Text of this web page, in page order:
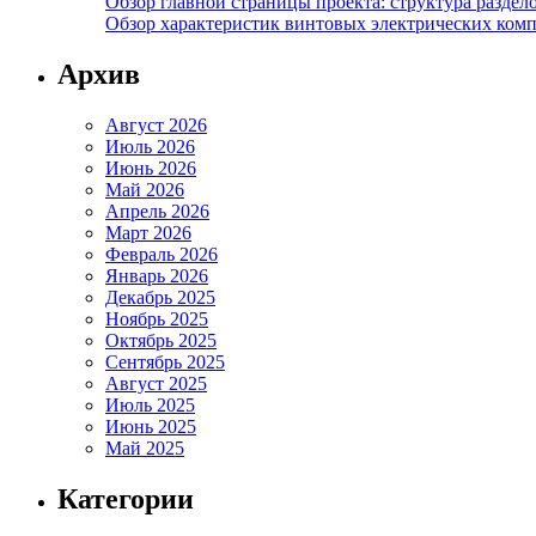
Обзор характеристик винтовых электрических
Архив
Август 2026
Июль 2026
Июнь 2026
Май 2026
Апрель 2026
Март 2026
Февраль 2026
Январь 2026
Декабрь 2025
Ноябрь 2025
Октябрь 2025
Сентябрь 2025
Август 2025
Июль 2025
Июнь 2025
Май 2025
Категории